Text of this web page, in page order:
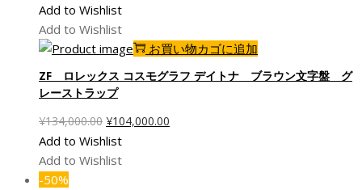
Add to Wishlist
Add to Wishlist
お買い物カゴに追加
ZF ロレックス コスモグラフ デイトナ ブラウン文字盤 グ
レーストラップ
¥134,000.00 元
の
価
¥104,000.00
Add to Wishlist
Add to Wishlist
-50%